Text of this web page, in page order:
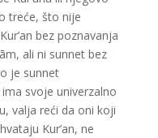
treće, što nije
bez poznavanja
ali ni sunnet bez
je sunnet
ima svoje univerzalno
valja reći da oni koji
Kur’an, ne